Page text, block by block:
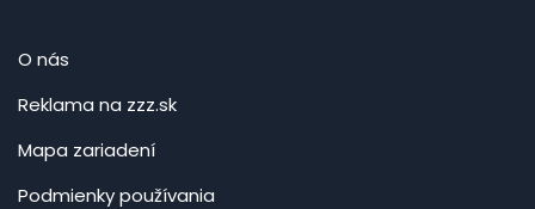
O nás
Reklama na zzz.sk
Mapa zariadení
Podmienky používania